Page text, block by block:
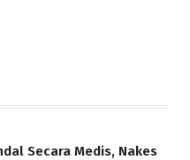
Secara Medis, Nakes